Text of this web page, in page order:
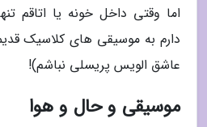
اما وقتی داخل خونه یا اتاقم
دارم به موسیقی های کلاسیک
عاشق الویس پریسلی نباشم)!
موسیقی و حال و هوا